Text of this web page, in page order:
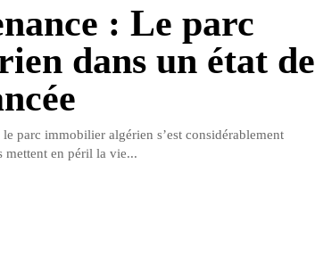
: Le parc
dans un état de
parc immobilier algérien s’est considérablement
mettent en péril la vie...